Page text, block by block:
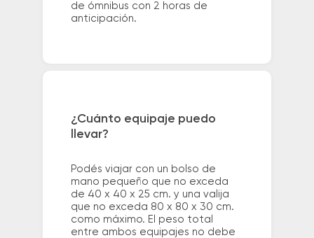
de ómnibus con 2 horas de
anticipación.
¿Cuánto equipaje puedo
llevar?
Podés viajar con un bolso de
mano pequeño que no exceda
de 40 x 40 x 25 cm. y una valija
que no exceda 80 x 80 x 30 cm.
como máximo. El peso total
entre ambos equipajes no debe